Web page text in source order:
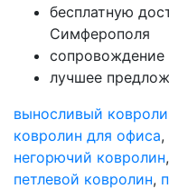
бесплатную
Симферополя
сопровождение
лучшее
выносливый
ковролин для офиса,
негорючий ковролин,
петлевой ковролин,